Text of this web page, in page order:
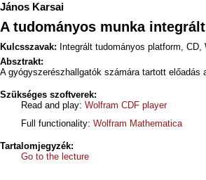
János Karsai
A tudományos munka
Kulcsszavak: Integrált tudományos platform, CD,
Absztrakt:
A gyógyszerészhallgatók számára tartott
Szükséges szoftverek:
Read and play: Wolfram CDF player
Full functionality: Wolfram Mathematica
Tartalomjegyzék:
Go to the lecture